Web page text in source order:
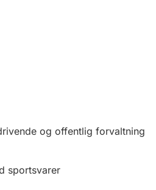
og offentlig forvaltning
sportsvarer